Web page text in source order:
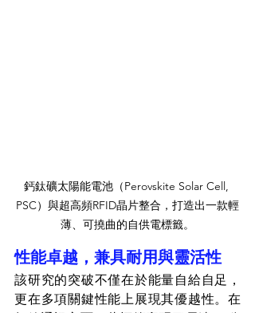
鈣鈦礦太陽能電池（Perovskite Solar Cell,
PSC）與超高頻RFID晶片整合，打造出一款輕
薄、可撓曲的自供電標籤。
性能卓越，兼具耐用與靈活性
該研究的突破不僅在於能量自給自足，
更在多項關鍵性能上展現其優越性。在